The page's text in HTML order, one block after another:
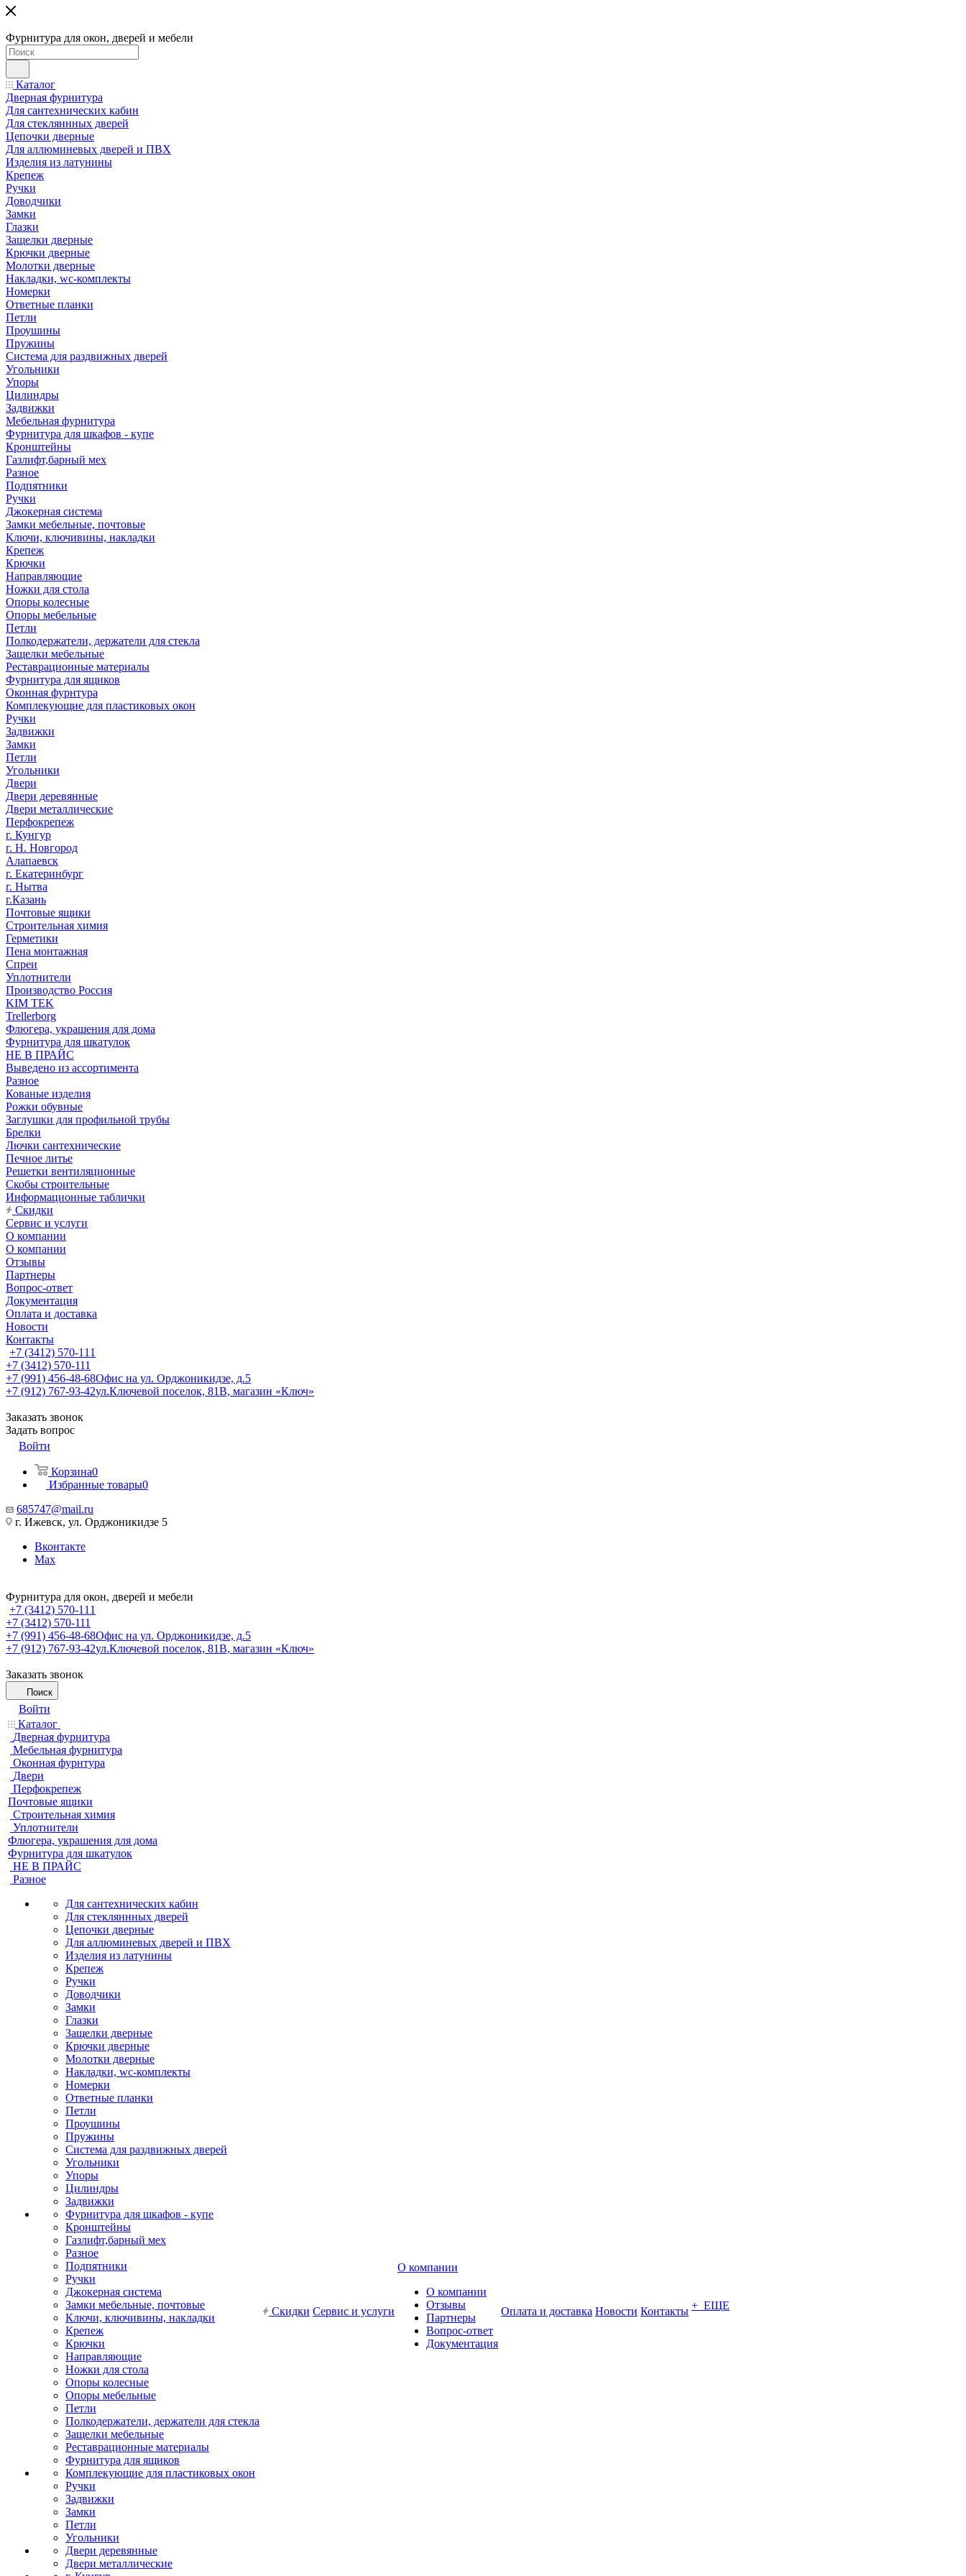
Фурнитура для окон, дверей и мебели
Каталог
Дверная фурнитура
Для сантехнических кабин
Для стекляннных дверей
Цепочки дверные
Для аллюминевых дверей и ПВХ
Изделия из латунины
Крепеж
Ручки
Доводчики
Замки
Глазки
Защелки дверные
Крючки дверные
Молотки дверные
Накладки, wc-комплекты
Номерки
Ответные планки
Петли
Проушины
Пружины
Система для раздвижных дверей
Угольники
Упоры
Цилиндры
Задвижки
Мебельная фурнитура
Фурнитура для шкафов - купе
Кронштейны
Газлифт,барный мех
Разное
Подпятники
Ручки
Джокерная система
Замки мебельные, почтовые
Ключи, ключивины, накладки
Крепеж
Крючки
Направляющие
Ножки для стола
Опоры колесные
Опоры мебельные
Петли
Полкодержатели, держатели для стекла
Защелки мебельные
Реставрационные материалы
Фурнитура для ящиков
Оконная фурнтура
Комплекующие для пластиковых окон
Ручки
Задвижки
Замки
Петли
Угольники
Двери
Двери деревянные
Двери металлические
Перфокрепеж
г. Кунгур
г. Н. Новгород
Алапаевск
г. Екатеринбург
г. Нытва
г.Казань
Почтовые ящики
Строительная химия
Герметики
Пена монтажная
Спреи
Уплотнители
Производство Россия
KIM TEK
Trellerborg
Флюгера, украшения для дома
Фурнитура для шкатулок
НЕ В ПРАЙС
Выведено из ассортимента
Разное
Кованые изделия
Рожки обувные
Заглушки для профильной трубы
Брелки
Лючки сантехнические
Печное литье
Решетки вентиляционные
Скобы строительные
Информационные таблички
Скидки
Сервис и услуги
О компании
О компании
Отзывы
Партнеры
Вопрос-ответ
Документация
Оплата и доставка
Новости
Контакты
+7 (3412) 570-111
+7 (3412) 570-111
+7 (991) 456-48-68Офис на ул. Орджоникидзе, д.5
+7 (912) 767-93-42ул.Ключевой поселок, 81В, магазин «Ключ»
Заказать звонок
Задать вопрос
Войти
Корзина0
Избранные товары0
685747@mail.ru
г. Ижевск, ул. Орджоникидзе 5
Вконтакте
Max
Фурнитура для окон, дверей и мебели
+7 (3412) 570-111
+7 (3412) 570-111
+7 (991) 456-48-68Офис на ул. Орджоникидзе, д.5
+7 (912) 767-93-42ул.Ключевой поселок, 81В, магазин «Ключ»
Заказать звонок
Поиск
Войти
Каталог
Дверная фурнитура
Мебельная фурнитура
Оконная фурнтура
Двери
Перфокрепеж
Почтовые ящики
Строительная химия
Уплотнители
Флюгера, украшения для дома
Фурнитура для шкатулок
НЕ В ПРАЙС
Разное
Для сантехнических кабин
Для стекляннных дверей
Цепочки дверные
Для аллюминевых дверей и ПВХ
Изделия из латунины
Крепеж
Ручки
Доводчики
Замки
Глазки
Защелки дверные
Крючки дверные
Молотки дверные
Накладки, wc-комплекты
Номерки
Ответные планки
Петли
Проушины
Пружины
Система для раздвижных дверей
Угольники
Упоры
Цилиндры
Задвижки
Фурнитура для шкафов - купе
Кронштейны
Газлифт,барный мех
Разное
Подпятники
Ручки
Джокерная система
Замки мебельные, почтовые
Ключи, ключивины, накладки
Крепеж
Крючки
Направляющие
Ножки для стола
Опоры колесные
Опоры мебельные
Петли
Полкодержатели, держатели для стекла
Защелки мебельные
Реставрационные материалы
Фурнитура для ящиков
Комплекующие для пластиковых окон
Ручки
Задвижки
Замки
Петли
Угольники
Двери деревянные
Двери металлические
Скидки Сервис и услуги
О компании
О компании
Отзывы
Партнеры
Вопрос-ответ
Документация
Оплата и доставка Новости Контакты + ЕЩЕ